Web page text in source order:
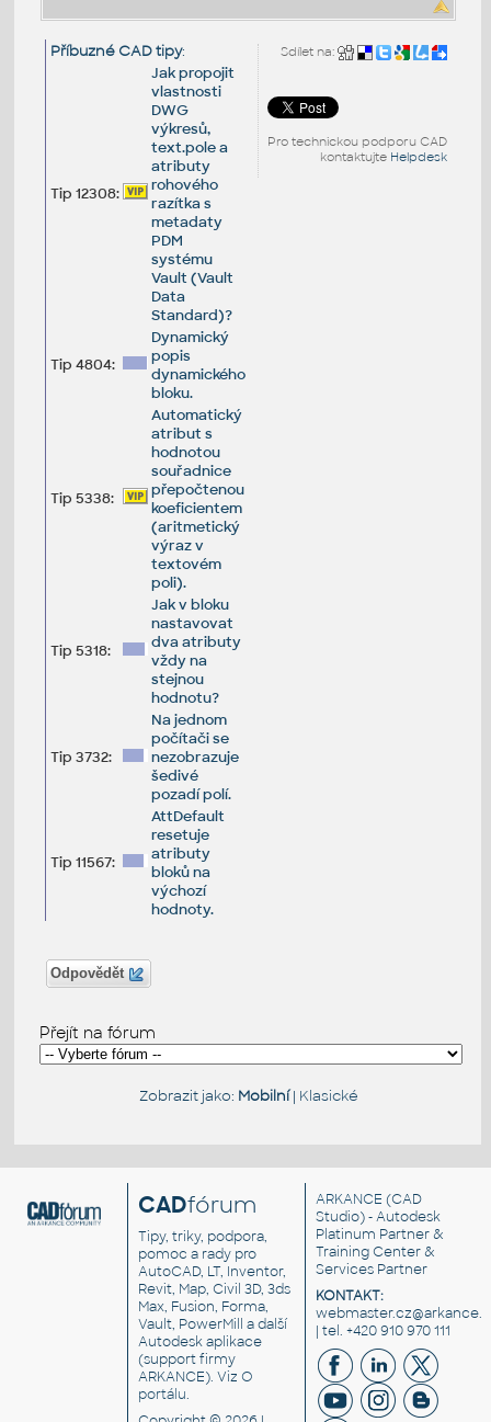
Sdílet na:
Pro technickou podporu CAD
kontaktujte Helpdesk
Příbuzné CAD tipy:
Tip 12308:
Jak propojit
vlastnosti
DWG
výkresů,
text.pole a
atributy
rohového
razítka s
metadaty
PDM
systému
Vault (Vault
Data
Standard)?
Tip 4804:
Dynamický
popis
dynamického
bloku.
Tip 5338:
Automatický
atribut s
hodnotou
souřadnice
přepočtenou
koeficientem
(aritmetický
výraz v
textovém
poli).
Tip 5318:
Jak v bloku
nastavovat
dva atributy
vždy na
stejnou
hodnotu?
Tip 3732:
Na jednom
počítači se
nezobrazuje
šedivé
pozadí polí.
Tip 11567:
AttDefault
resetuje
atributy
bloků na
výchozí
hodnoty.
Odpovědět
Přejít na fórum
Zobrazit jako: Mobilní| Klasické
CADfórum
Tipy, triky, podpora,
pomoc a rady pro
AutoCAD, LT, Inventor,
Revit, Map, Civil 3D, 3ds
Max, Fusion, Forma,
Vault, PowerMill a další
Autodesk aplikace
(support firmy
ARKANCE). VizO
portálu.
ARKANCE (CAD
Studio) - Autodesk
Platinum Partner &
Training Center &
Services Partner
KONTAKT:
| tel. +420 910 970 111